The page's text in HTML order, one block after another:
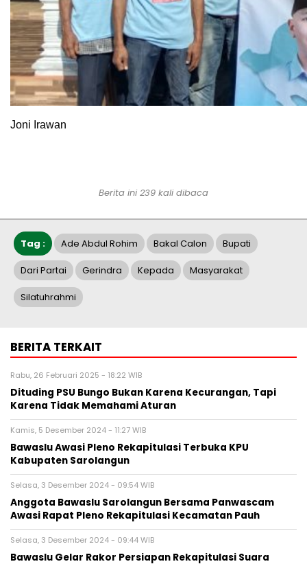
Joni Irawan
Berita ini 239 kali dibaca
Tag : Ade Abdul Rohim Bakal Calon Bupati
Dari Partai Gerindra Kepada Masyarakat
Silatuhrahmi
BERITA TERKAIT
Rabu, 26 Februari 2025 - 18:22 WIB
Dituding PSU Bungo Bukan Karena Kecurangan, Tapi
Karena Tidak Memahami Aturan
Kamis, 5 Desember 2024 - 11:27 WIB
Bawaslu Awasi Pleno Rekapitulasi Terbuka KPU
Kabupaten Sarolangun
Selasa, 3 Desember 2024 - 09:54 WIB
Anggota Bawaslu Sarolangun Bersama Panwascam
Awasi Rapat Pleno Rekapitulasi Kecamatan Pauh
Selasa, 3 Desember 2024 - 09:44 WIB
Bawaslu Gelar Rakor Persiapan Rekapitulasi Suara